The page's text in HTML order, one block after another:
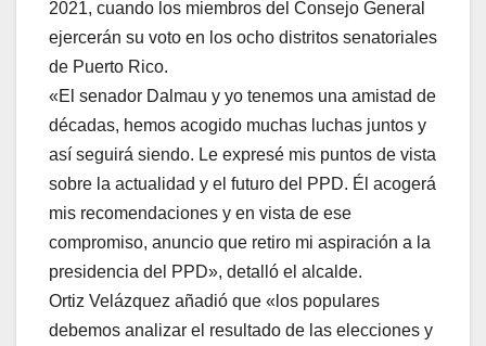
2021, cuando los miembros del Consejo General
ejercerán su voto en los ocho distritos senatoriales
de Puerto Rico.
«El senador Dalmau y yo tenemos una amistad de
décadas, hemos acogido muchas luchas juntos y
así seguirá siendo. Le expresé mis puntos de vista
sobre la actualidad y el futuro del PPD. Él acogerá
mis recomendaciones y en vista de ese
compromiso, anuncio que retiro mi aspiración a la
presidencia del PPD», detalló el alcalde.
Ortiz Velázquez añadió que «los populares
debemos analizar el resultado de las elecciones y